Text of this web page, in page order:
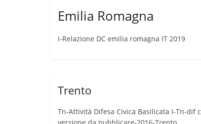
Emilia Romagna
I-Relazione DC emilia romagna IT 2019
Trento
Tn-Attività Difesa Civica Basilicata I-Tn-dif